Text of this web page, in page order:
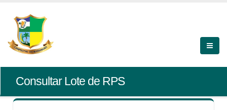
Consultar Lote de RPS